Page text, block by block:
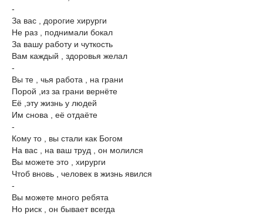
-
За вас , дорогие хирурги
Не раз , поднимали бокал
За вашу работу и чуткость
Вам каждый , здоровья желал
-
Вы те , чья работа , на грани
Порой ,из за грани вернёте
Её ,эту жизнь у людей
Им снова , её отдаёте
-
Кому то , вы стали как Богом
На вас , на ваш труд , он молился
Вы можете это , хирурги
Чтоб вновь , человек в жизнь явился
-
Вы можете много ребята
Но риск , он бывает всегда